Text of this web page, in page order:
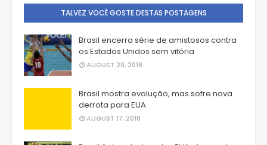
TALVEZ VOCÊ GOSTE DESTAS POSTAGENS
Brasil encerra série de amistosos contra
os Estados Unidos sem vitória
AUGUST 20, 2018
Brasil mostra evolução, mas sofre nova
derrota para EUA
AUGUST 17, 2018